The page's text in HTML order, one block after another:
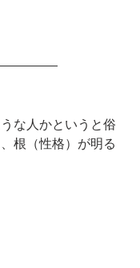
な人かというと俗
根（性格）が明る